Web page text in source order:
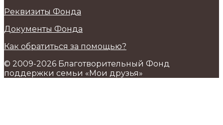
Реквизиты Фонда
Документы Фонда
Как обратиться за помощью?
© 2009-2026 Благотворительный Фонд
поддержки семьи «Мои друзья»